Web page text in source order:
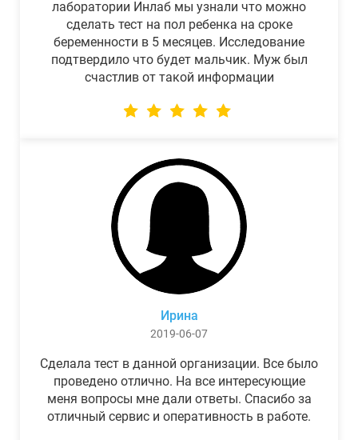
лаборатории Инлаб мы узнали что можно
сделать тест на пол ребенка на сроке
беременности в 5 месяцев. Исследование
подтвердило что будет мальчик. Муж был
счастлив от такой информации
Ирина
2019-06-07
Сделала тест в данной организации. Все было
проведено отлично. На все интересующие
меня вопросы мне дали ответы. Спасибо за
отличный сервис и оперативность в работе.